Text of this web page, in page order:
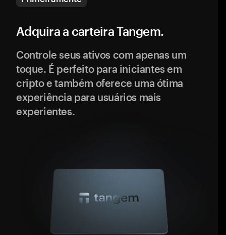
Adquira a carteira Tangem.
Controle seus ativos com apenas um
toque. É perfeito para iniciantes em
cripto e também oferece uma ótima
experiência para usuários mais
experientes.